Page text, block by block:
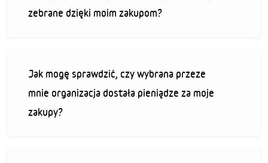
zebrane dzięki moim zakupom?
Jak mogę sprawdzić, czy wybrana przeze
mnie organizacja dostała pieniądze za moje
zakupy?